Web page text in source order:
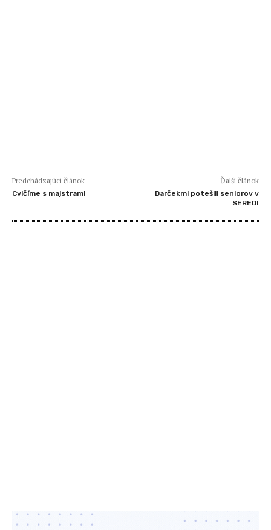
Predchádzajúci článok
Cvičíme s majstrami
Ďalší článok
Darčekmi potešili seniorov v
SEREDI